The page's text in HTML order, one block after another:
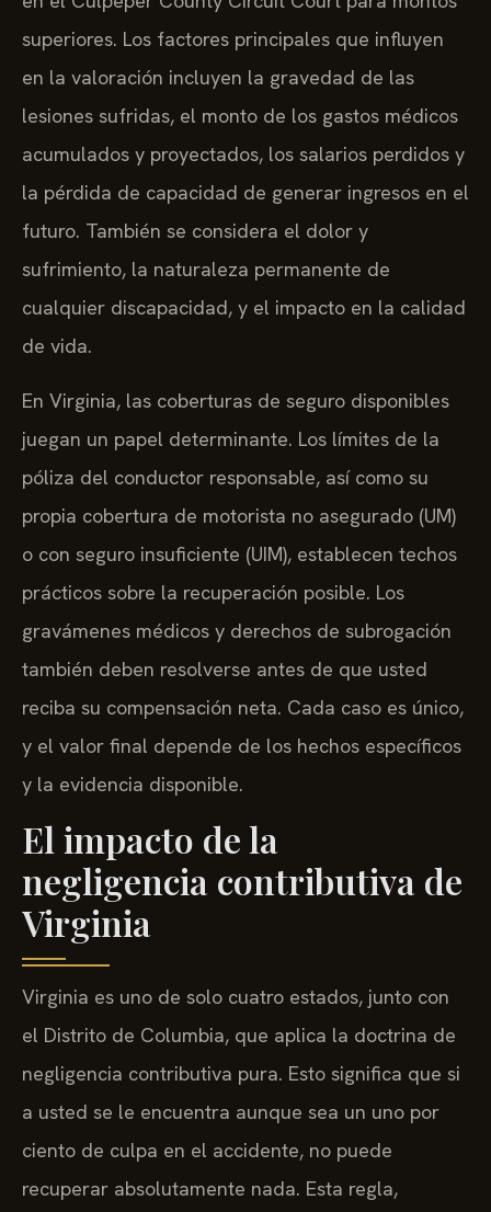
superiores. Los factores principales que influyen
en la valoración incluyen la gravedad de las
lesiones sufridas, el monto de los gastos médicos
acumulados y proyectados, los salarios perdidos y
la pérdida de capacidad de generar ingresos en el
futuro. También se considera el dolor y
sufrimiento, la naturaleza permanente de
cualquier discapacidad, y el impacto en la calidad
de vida.
En Virginia, las coberturas de seguro disponibles
juegan un papel determinante. Los límites de la
póliza del conductor responsable, así como su
propia cobertura de motorista no asegurado (UM)
o con seguro insuficiente (UIM), establecen techos
prácticos sobre la recuperación posible. Los
gravámenes médicos y derechos de subrogación
también deben resolverse antes de que usted
reciba su compensación neta. Cada caso es único,
y el valor final depende de los hechos específicos
y la evidencia disponible.
El impacto de la
negligencia contributiva de
Virginia
Virginia es uno de solo cuatro estados, junto con
el Distrito de Columbia, que aplica la doctrina de
negligencia contributiva pura. Esto significa que si
a usted se le encuentra aunque sea un uno por
ciento de culpa en el accidente, no puede
recuperar absolutamente nada. Esta regla,